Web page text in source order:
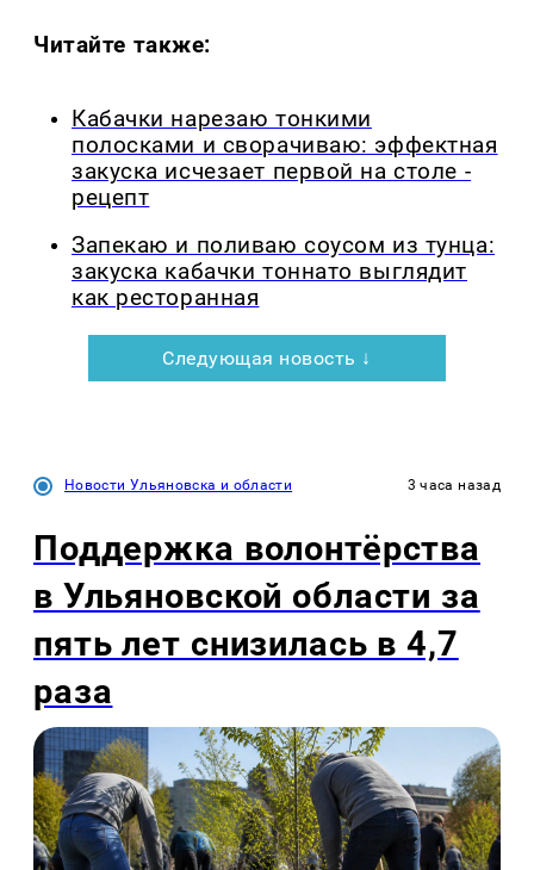
Читайте также:
Кабачки нарезаю тонкими
полосками и сворачиваю: эффектная
закуска исчезает первой на столе -
рецепт
Запекаю и поливаю соусом из тунца:
закуска кабачки тоннато выглядит
как ресторанная
Следующая новость ↓
Новости Ульяновска и области 3 часа назад
Поддержка волонтёрства
в Ульяновской области за
пять лет снизилась в 4,7
раза